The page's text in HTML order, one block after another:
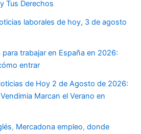
Tus Derechos
laborales de hoy, 3 de agosto
trabajar en España en 2026:
entrar
de Hoy 2 de Agosto de 2026:
Marcan el Verano en
, Mercadona empleo, donde